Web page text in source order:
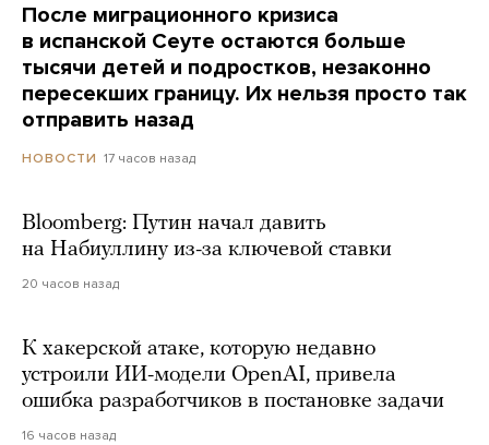
После миграционного кризиса
в испанской Сеуте остаются больше
тысячи детей и подростков, незаконно
пересекших границу. Их нельзя просто так
отправить назад
НОВОСТИ 17 часов назад
Bloomberg: Путин начал давить
на Набиуллину из-за ключевой ставки
20 часов назад
К хакерской атаке, которую недавно
устроили ИИ-модели OpenAI, привела
ошибка разработчиков в постановке задачи
16 часов назад